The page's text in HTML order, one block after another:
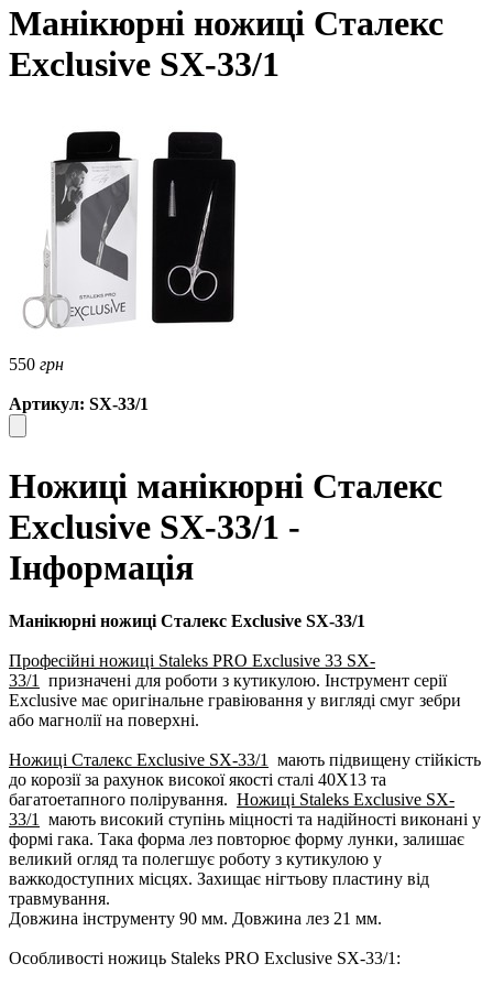
Манікюрні ножиці Сталекс
Exclusive SX-33/1
550 грн
Артикул: SX-33/1
Ножиці манікюрні Сталекс
Exclusive SX-33/1 -
Інформація
Манікюрні ножиці Сталекс Exclusive SX-33/1
Професійні ножиці Staleks PRO Exclusive 33 SX-
33/1
призначені для роботи з кутикулою. Інструмент серії
Exclusive має оригінальне гравіювання у вигляді смуг зебри
або магнолії на поверхні.
Ножиці Сталекс Exclusive SX-33/1
мають підвищену стійкість
до корозії за рахунок високої якості сталі 40Х13 та
багатоетапного полірування. Ножиці Staleks Exclusive SX-
33/1
мають високий ступінь міцності та надійності виконані у
формі гака. Така форма лез повторює форму лунки, залишає
великий огляд та полегшує роботу з кутикулою у
важкодоступних місцях. Захищає нігтьову пластину від
травмування.
Довжина інструменту 90 мм. Довжина лез 21 мм.
Особливості ножиць Staleks PRO Exclusive SX-33/1: